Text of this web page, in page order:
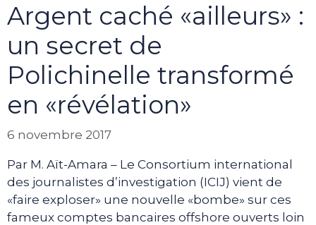
Argent caché «ailleurs» :
un secret de
Polichinelle transformé
en «révélation»
6 novembre 2017
Par M. Aït-Amara – Le Consortium international
des journalistes d’investigation (ICIJ) vient de
«faire exploser» une nouvelle «bombe» sur ces
fameux comptes bancaires offshore ouverts loin